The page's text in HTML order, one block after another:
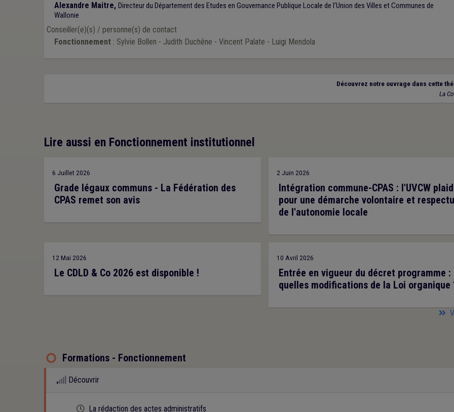
Alexandre Maitre, Directeur du Département des Etudes en Gouvernance Publique Locale de l'Union des Villes et Communes de
Wallonie
Conseiller(e)(s) / personne(s) de contact
Fonctionnement : Sylvie Bollen - Judith Duchêne - Vincent Palate - Luigi Mendola
Découvrez notre ouvrage dans cette
La
Lire aussi en Fonctionnement institutionnel
6 Juillet 2026
Grade légaux communs - La Fédération des
CPAS remet son avis
2 Juin 2026
Intégration commune-CPAS : l'UVCW
pour une démarche volontaire et
de l'autonomie locale
12 Mai 2026
Le CDLD & Co 2026 est disponible !
10 Avril 2026
Entrée en vigueur du décret programme :
quelles modifications de la Loi organique
 Formations - Fonctionnement
Découvrir
Cette formation est programmée
La rédaction des actes administratifs